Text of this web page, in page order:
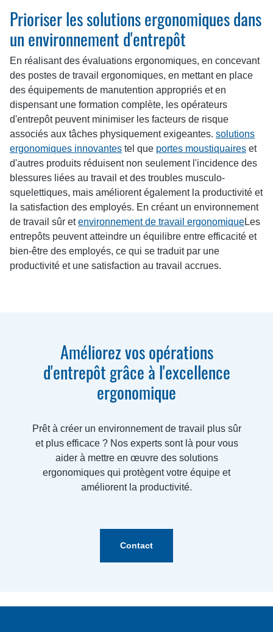
Prioriser les solutions ergonomiques dans
un environnement d'entrepôt
En réalisant des évaluations ergonomiques, en concevant
des postes de travail ergonomiques, en mettant en place
des équipements de manutention appropriés et en
dispensant une formation complète, les opérateurs
d'entrepôt peuvent minimiser les facteurs de risque
associés aux tâches physiquement exigeantes. solutions
ergonomiques innovantes tel que portes moustiquaires et
d'autres produits réduisent non seulement l'incidence des
blessures liées au travail et des troubles musculo-
squelettiques, mais améliorent également la productivité et
la satisfaction des employés. En créant un environnement
de travail sûr etenvironnement de travail ergonomiqueLes
entrepôts peuvent atteindre un équilibre entre efficacité et
bien-être des employés, ce qui se traduit par une
productivité et une satisfaction au travail accrues.
Améliorez vos opérations
d'entrepôt grâce à l'excellence
ergonomique
Prêt à créer un environnement de travail plus sûr
et plus efficace ? Nos experts sont là pour vous
aider à mettre en œuvre des solutions
ergonomiques qui protègent votre équipe et
améliorent la productivité.
Contact